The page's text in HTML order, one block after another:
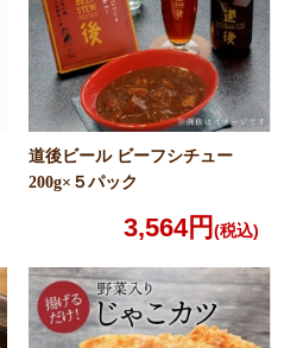
道後ビール ビーフシチュー
200g×５パック
3,564円 (税込)